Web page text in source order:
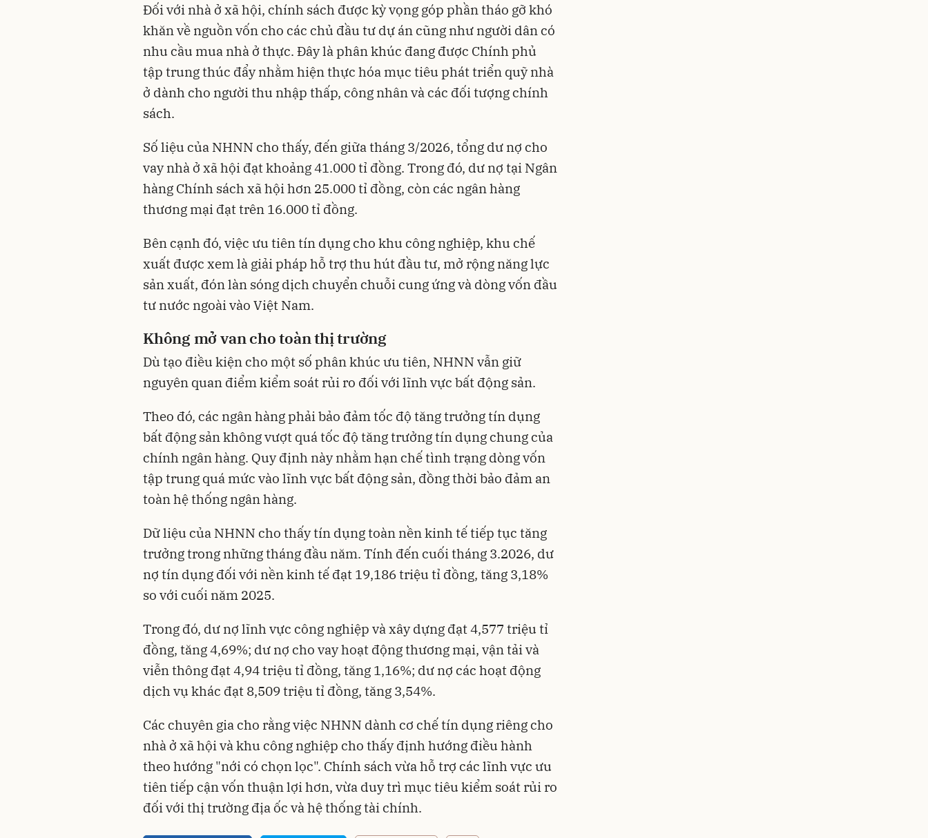
Đối với nhà ở xã hội, chính sách được kỳ vọng góp phần tháo gỡ khó
khăn về nguồn vốn cho các chủ đầu tư dự án cũng như người dân có
nhu cầu mua nhà ở thực. Đây là phân khúc đang được Chính phủ
tập trung thúc đẩy nhằm hiện thực hóa mục tiêu phát triển quỹ nhà
ở dành cho người thu nhập thấp, công nhân và các đối tượng chính
sách.
Số liệu của NHNN cho thấy, đến giữa tháng 3/2026, tổng dư nợ cho
vay nhà ở xã hội đạt khoảng 41.000 tỉ đồng. Trong đó, dư nợ tại Ngân
hàng Chính sách xã hội hơn 25.000 tỉ đồng, còn các ngân hàng
thương mại đạt trên 16.000 tỉ đồng.
Bên cạnh đó, việc ưu tiên tín dụng cho khu công nghiệp, khu chế
xuất được xem là giải pháp hỗ trợ thu hút đầu tư, mở rộng năng lực
sản xuất, đón làn sóng dịch chuyển chuỗi cung ứng và dòng vốn đầu
tư nước ngoài vào Việt Nam.
Không mở van cho toàn thị trường
Dù tạo điều kiện cho một số phân khúc ưu tiên, NHNN vẫn giữ
nguyên quan điểm kiểm soát rủi ro đối với lĩnh vực bất động sản.
Theo đó, các ngân hàng phải bảo đảm tốc độ tăng trưởng tín dụng
bất động sản không vượt quá tốc độ tăng trưởng tín dụng chung của
chính ngân hàng. Quy định này nhằm hạn chế tình trạng dòng vốn
tập trung quá mức vào lĩnh vực bất động sản, đồng thời bảo đảm an
toàn hệ thống ngân hàng.
Dữ liệu của NHNN cho thấy tín dụng toàn nền kinh tế tiếp tục tăng
trưởng trong những tháng đầu năm. Tính đến cuối tháng 3.2026, dư
nợ tín dụng đối với nền kinh tế đạt 19,186 triệu tỉ đồng, tăng 3,18%
so với cuối năm 2025.
Trong đó, dư nợ lĩnh vực công nghiệp và xây dựng đạt 4,577 triệu tỉ
đồng, tăng 4,69%; dư nợ cho vay hoạt động thương mại, vận tải và
viễn thông đạt 4,94 triệu tỉ đồng, tăng 1,16%; dư nợ các hoạt động
dịch vụ khác đạt 8,509 triệu tỉ đồng, tăng 3,54%.
Các chuyên gia cho rằng việc NHNN dành cơ chế tín dụng riêng cho
nhà ở xã hội và khu công nghiệp cho thấy định hướng điều hành
theo hướng "nới có chọn lọc". Chính sách vừa hỗ trợ các lĩnh vực ưu
tiên tiếp cận vốn thuận lợi hơn, vừa duy trì mục tiêu kiểm soát rủi ro
đối với thị trường địa ốc và hệ thống tài chính.